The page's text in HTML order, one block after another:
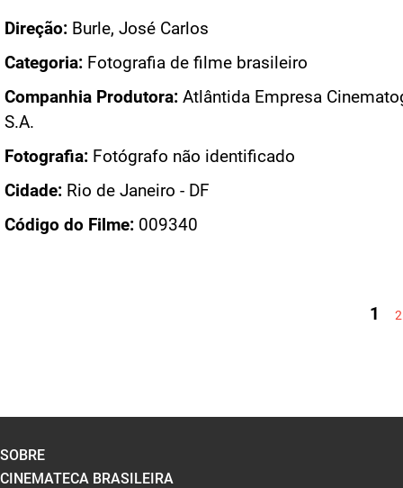
Direção: Burle, José Carlos
Categoria: Fotografia de filme brasileiro
Companhia Produtora: Atlântida Empresa
S.A.
Fotografia: Fotógrafo não identificado
Cidade: Rio de Janeiro - DF
Código do Filme: 009340
1 2
SOBRE
CINEMATECA BRASILEIRA